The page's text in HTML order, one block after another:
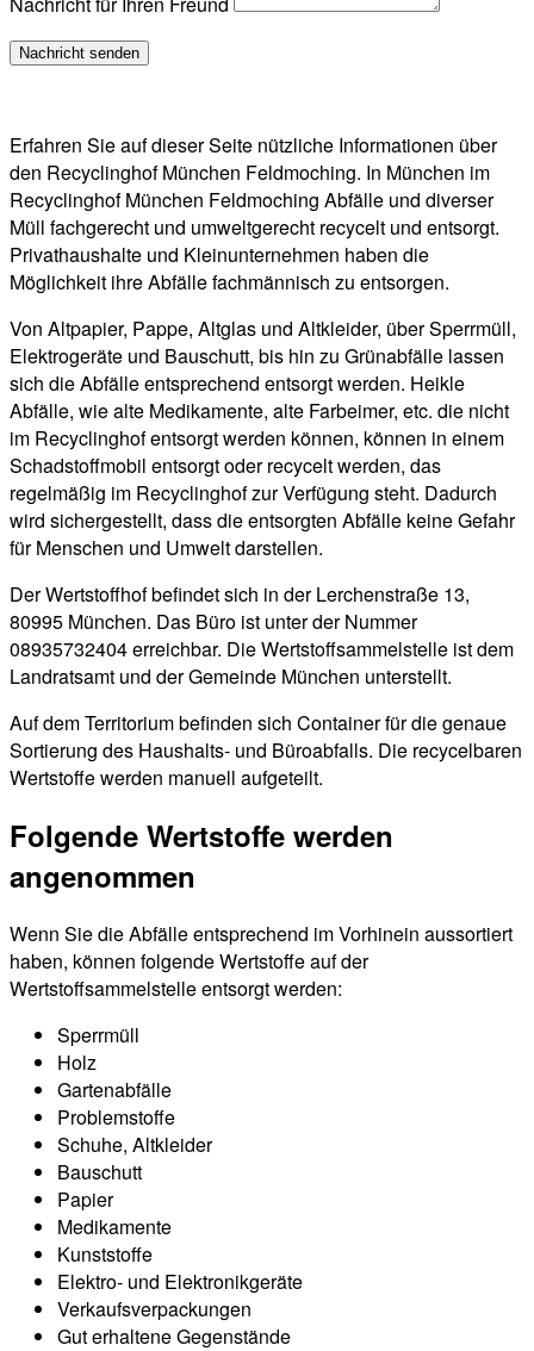
Erfahren Sie auf dieser Seite nützliche Informationen über
den Recyclinghof München Feldmoching. In München im
Recyclinghof München Feldmoching Abfälle und diverser
Müll fachgerecht und umweltgerecht recycelt und entsorgt.
Privathaushalte und Kleinunternehmen haben die
Möglichkeit ihre Abfälle fachmännisch zu entsorgen.
Von Altpapier, Pappe, Altglas und Altkleider, über Sperrmüll,
Elektrogeräte und Bauschutt, bis hin zu Grünabfälle lassen
sich die Abfälle entsprechend entsorgt werden. Heikle
Abfälle, wie alte Medikamente, alte Farbeimer, etc. die nicht
im Recyclinghof entsorgt werden können, können in einem
Schadstoffmobil entsorgt oder recycelt werden, das
regelmäßig im Recyclinghof zur Verfügung steht. Dadurch
wird sichergestellt, dass die entsorgten Abfälle keine Gefahr
für Menschen und Umwelt darstellen.
Der Wertstoffhof befindet sich in der Lerchenstraße 13,
80995 München. Das Büro ist unter der Nummer
08935732404 erreichbar. Die Wertstoffsammelstelle ist dem
Landratsamt und der Gemeinde München unterstellt.
Auf dem Territorium befinden sich Container für die genaue
Sortierung des Haushalts- und Büroabfalls. Die recycelbaren
Wertstoffe werden manuell aufgeteilt.
Folgende Wertstoffe werden
angenommen
Wenn Sie die Abfälle entsprechend im Vorhinein aussortiert
haben, können folgende Wertstoffe auf der
Wertstoffsammelstelle entsorgt werden:
Sperrmüll
Holz
Gartenabfälle
Problemstoffe
Schuhe, Altkleider
Bauschutt
Papier
Medikamente
Kunststoffe
Elektro- und Elektronikgeräte
Verkaufsverpackungen
Gut erhaltene Gegenstände